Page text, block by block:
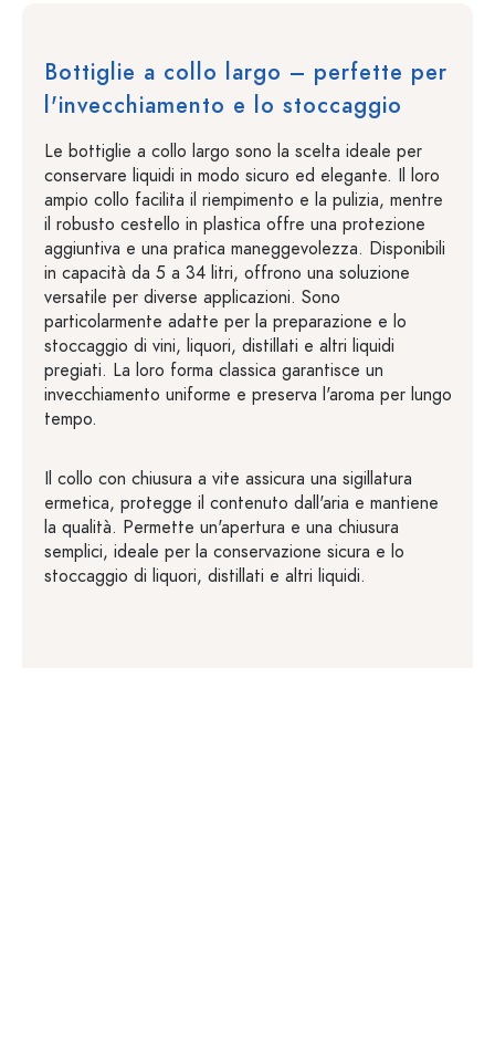
Bottiglie a collo largo – perfette per
l'invecchiamento e lo stoccaggio
Le bottiglie a collo largo sono la scelta ideale per
conservare liquidi in modo sicuro ed elegante. Il loro
ampio collo facilita il riempimento e la pulizia, mentre
il robusto cestello in plastica offre una protezione
aggiuntiva e una pratica maneggevolezza. Disponibili
in capacità da 5 a 34 litri, offrono una soluzione
versatile per diverse applicazioni. Sono
particolarmente adatte per la preparazione e lo
stoccaggio di vini, liquori, distillati e altri liquidi
pregiati. La loro forma classica garantisce un
invecchiamento uniforme e preserva l'aroma per lungo
tempo.
Il collo con chiusura a vite assicura una sigillatura
ermetica, protegge il contenuto dall'aria e mantiene
la qualità. Permette un'apertura e una chiusura
semplici, ideale per la conservazione sicura e lo
stoccaggio di liquori, distillati e altri liquidi.